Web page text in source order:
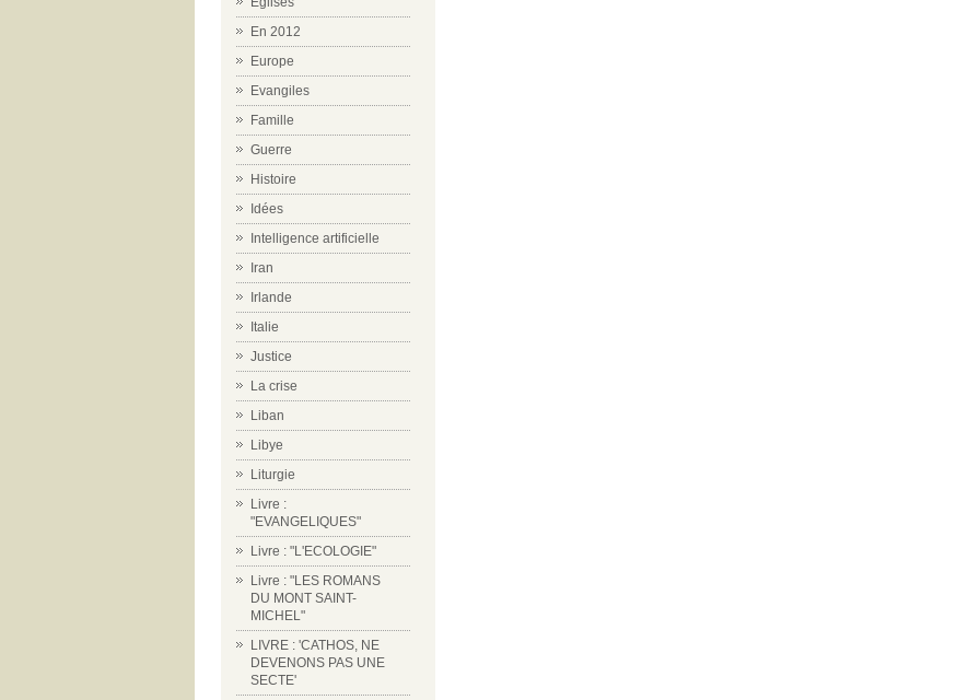
En 2012
Europe
Evangiles
Famille
Guerre
Histoire
Idées
Intelligence artificielle
Iran
Irlande
Italie
Justice
La crise
Liban
Libye
Liturgie
Livre :
"EVANGELIQUES"
Livre : "L'ECOLOGIE"
Livre : "LES ROMANS
DU MONT SAINT-
MICHEL"
LIVRE : 'CATHOS, NE
DEVENONS PAS UNE
SECTE'